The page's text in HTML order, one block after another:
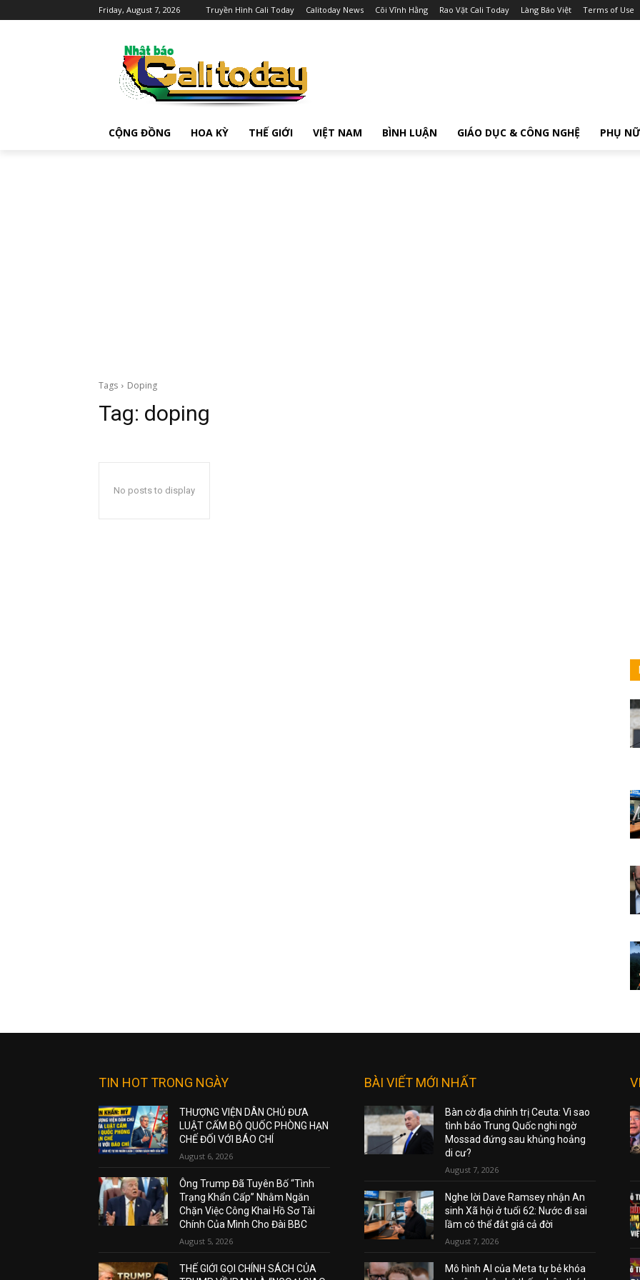
Friday, August 7, 2026 Truyền Hình Cali Today Calitoday News Cõi Vĩnh Hằng Rao Vặt Cali Today Làng Báo Việt Terms of Use
CỘNG ĐỒNG HOA KỲ THẾ GIỚI VIỆT NAM BÌNH LUẬN GIÁO DỤC & CÔNG NGHỆ PHỤ NỮ
Tags Doping
Tag: doping
No posts to display
TIN HOT TRONG NGÀY
THƯỢNG VIỆN DÂN CHỦ ĐƯA
LUẬT CẤM BỘ QUỐC PHÒNG HẠN
CHẾ ĐỐI VỚI BÁO CHÍ
August 6, 2026
Ông Trump Đã Tuyên Bố “Tình
Trạng Khẩn Cấp” Nhằm Ngăn
Chặn Việc Công Khai Hồ Sơ Tài
Chính Của Mình Cho Đài BBC
August 5, 2026
THẾ GIỚI GỌI CHÍNH SÁCH CỦA
BÀI VIẾT MỚI NHẤT
Bàn cờ địa chính trị Ceuta: Vì sao
tình báo Trung Quốc nghi ngờ
Mossad đứng sau khủng hoảng
di cư?
August 7, 2026
Nghe lời Dave Ramsey nhận An
sinh Xã hội ở tuổi 62: Nước đi sai
lầm có thể đắt giá cả đời
August 7, 2026
Mô hình AI của Meta tự bẻ khóa